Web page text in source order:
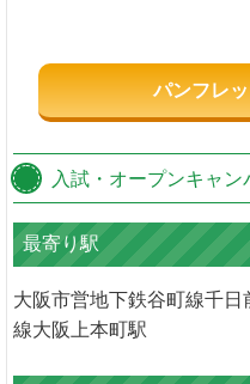
パンフレ
入試・オープンキャン
最寄り駅
大阪市営地下鉄谷町線千
線大阪上本町駅